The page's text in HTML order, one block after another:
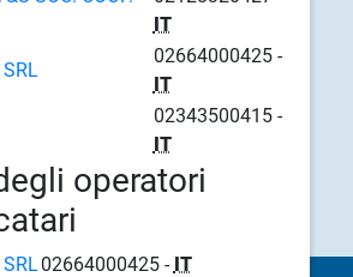
IT
02664000425 -
IT
02343500415 -
IT
operatori
02664000425 - IT